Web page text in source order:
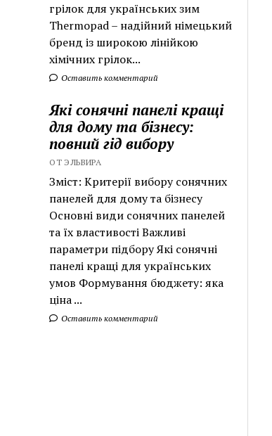
грілок для українських зим
Thermopad – надійний німецький
бренд із широкою лінійкою
хімічних грілок...
Оставить комментарий
Які сонячні панелі кращі
для дому та бізнесу:
повний гід вибору
ОТ ЭЛЬВИРА
Зміст: Критерії вибору сонячних
панелей для дому та бізнесу
Основні види сонячних панелей
та їх властивості Важливі
параметри підбору Які сонячні
панелі кращі для українських
умов Формування бюджету: яка
ціна ...
Оставить комментарий